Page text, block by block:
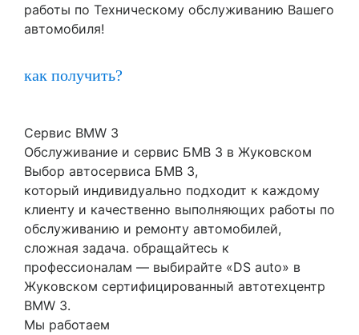
работы по Техническому обслуживанию Вашего
автомобиля!
как получить?
Сервис BMW 3
Обслуживание и сервис БМВ 3 в Жуковском
Выбор автосервиса БМВ 3,
который индивидуально подходит к каждому
клиенту и качественно выполняющих работы по
обслуживанию и ремонту автомобилей,
сложная задача. обращайтесь к
профессионалам — выбирайте «DS auto» в
Жуковском сертифицированный автотехцентр
BMW 3.
Мы работаем